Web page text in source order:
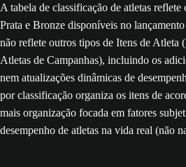
A tabela de classificação de atletas
Prata e Bronze disponíveis no
não reflete outros tipos de Itens de Atleta
Atletas de Campanhas), incluindo os
nem atualizações dinâmicas de
por classificação organiza os itens de
mais organização focada em fatores
desempenho de atletas na vida real (não